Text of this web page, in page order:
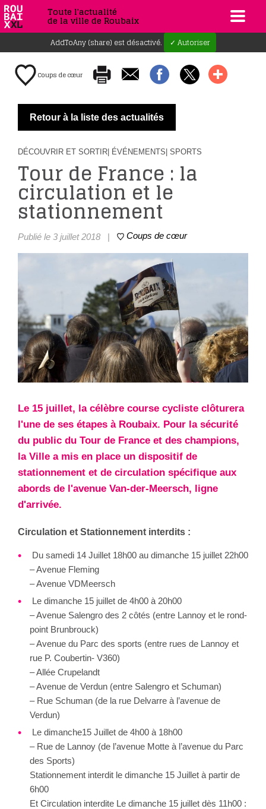
Toute l'actualité
de la ville de Roubaix
AddToAny (share) est désactivé. ✓ Autoriser
Coups de cœur
Retour à la liste des actualités
DÉCOUVRIR ET SORTIR | ÉVÉNEMENTS | SPORTS
Tour de France : la
circulation et le
stationnement
Publié le 3 juillet 2018 | Coups de cœur
Le 15 juillet, la célèbre course cycliste clôturera
l'une de ses étapes à Roubaix. Pour la sécurité
du public du Tour de France et des champions,
la Ville a mis en place un dispositif de
stationnement et de circulation spécifique aux
abords de l'avenue Van-der-Meersch, ligne
d'arrivée.
Circulation et Stationnement interdits :
Du samedi 14 Juillet 18h00 au dimanche 15 juillet 22h00
– Avenue Fleming
– Avenue VDMeersch
Le dimanche 15 juillet de 4h00 à 20h00
– Avenue Salengro des 2 côtés (entre Lannoy et le rond-
point Brunbrouck)
– Avenue du Parc des sports (entre rues de Lannoy et
rue P. Coubertin- V360)
– Allée Crupelandt
– Avenue de Verdun (entre Salengro et Schuman)
– Rue Schuman (de la rue Delvarre à l’avenue de
Verdun)
Le dimanche15 Juillet de 4h00 à 18h00
– Rue de Lannoy (de l’avenue Motte à l’avenue du Parc
des Sports)
Stationnement interdit le dimanche 15 Juillet à partir de
6h00
Et Circulation interdite Le dimanche 15 juillet dès 11h00 :